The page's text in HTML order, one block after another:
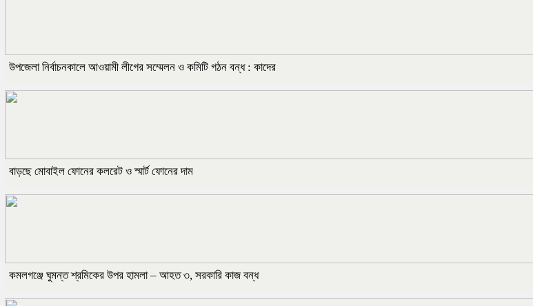
উপজেলা নির্বাচনকালে আওয়ামী লীগের সম্মেলন ও কমিটি গঠন বন্ধ : কাদের
বাড়ছে মোবাইল ফোনের কলরেট ও স্মার্ট ফোনের দাম
কমলগঞ্জে ঘুমন্ত শ্রমিকের উপর হামলা – আহত ৩, সরকারি কাজ বন্ধ